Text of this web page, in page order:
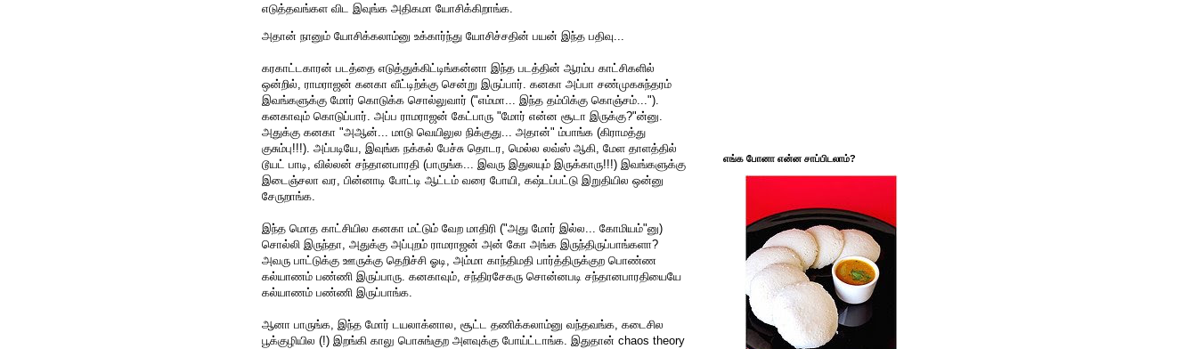
எடுத்தவங்கள விட இவுங்க அதிகமா யோசிக்கிறாங்க.
அதான் நானும் யோசிக்கலாம்னு உக்கார்ந்து யோசிச்சதின் பயன் இந்த பதிவு...
கரகாட்டகாரன் படத்தை எடுத்துக்கிட்டிங்கன்னா இந்த படத்தின் ஆரம்ப காட்சிகளில்
ஒன்றில், ராமராஜன் கனகா வீட்டிற்க்கு சென்று இருப்பார். கனகா அப்பா சண்முகசுந்தரம்
இவங்களுக்கு மோர் கொடுக்க சொல்லுவார் ("எம்மா... இந்த தம்பிக்கு கொஞ்சம்...").
கனகாவும் கொடுப்பார். அப்ப ராமராஜன் கேட்பாரு "மோர் என்ன சூடா இருக்கு?"ன்னு.
அதுக்கு கனகா "அஆன்... மாடு வெயிலுல நிக்குது... அதான்" ம்பாங்க (கிராமத்து
குசும்பு!!!). அப்படியே, இவுங்க நக்கல் பேச்சு தொடர, மெல்ல லவ்ஸ் ஆகி, மேள தாளத்தில்
டூயட் பாடி, வில்லன் சந்தானபாரதி (பாருங்க... இவரு இதுலயும் இருக்காரு!!!) இவங்களுக்கு
இடைஞ்சலா வர, பின்னாடி போட்டி ஆட்டம் வரை போயி, கஷ்டப்பட்டு இறுதியில ஒன்னு
சேருறாங்க.
இந்த மொத காட்சியில கனகா மட்டும் வேற மாதிரி ("அது மோர் இல்ல... கோமியம்"னு)
சொல்லி இருந்தா, அதுக்கு அப்புறம் ராமராஜன் அன் கோ அங்க இருந்திருப்பாங்களா?
அவரு பாட்டுக்கு ஊருக்கு தெறிச்சி ஓடி, அம்மா காந்திமதி பார்த்திருக்குற பொண்ண
கல்யாணம் பண்ணி இருப்பாரு. கனகாவும், சந்திரசேகரு சொன்னபடி சந்தானபாரதியையே
கல்யாணம் பண்ணி இருப்பாங்க.
ஆனா பாருங்க, இந்த மோர் டயலாக்னால, சூட்ட தணிக்கலாம்னு வந்தவங்க, கடைசில
பூக்குழியில (!) இறங்கி காலு பொசுங்குற அளவுக்கு போய்ட்டாங்க. இதுதான் chaos theory
எங்க போனா என்ன சாப்பிடலாம்?